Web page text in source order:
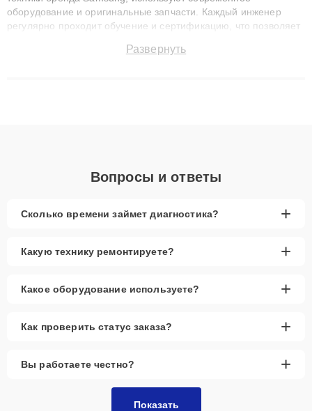
оборудование и оригинальные запчасти. Каждый инженер
регулярно проходит обучение и сертификацию, что позволяет
технику с сохранением гарантии до 3 лет. Наши мастера
Развернуть
Вопросы и ответы
Сколько времени займет диагностика? +
Какую технику ремонтируете? +
Какое оборудование используете? +
Как проверить статус заказа? +
Вы работаете честно? +
Показать